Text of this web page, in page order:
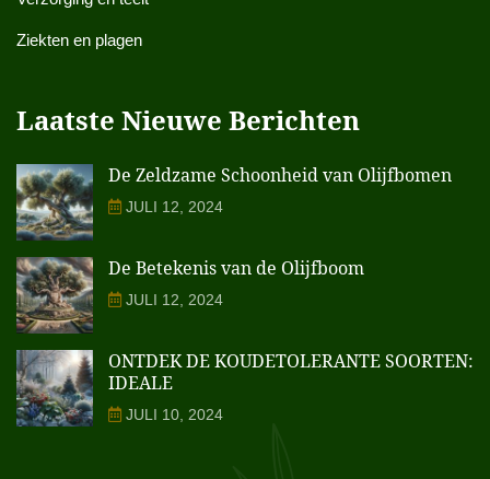
Ziekten en plagen
Laatste Nieuwe Berichten
De Zeldzame Schoonheid van Olijfbomen
JULI 12, 2024
De Betekenis van de Olijfboom
JULI 12, 2024
ONTDEK DE KOUDETOLERANTE SOORTEN:
IDEALE
JULI 10, 2024